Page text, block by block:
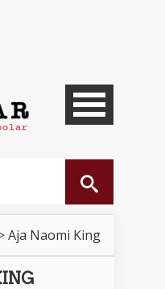
Aja Naomi King